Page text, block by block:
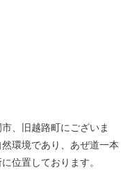
、旧越路町にございま
環境であり、あぜ道一本
位置しております。